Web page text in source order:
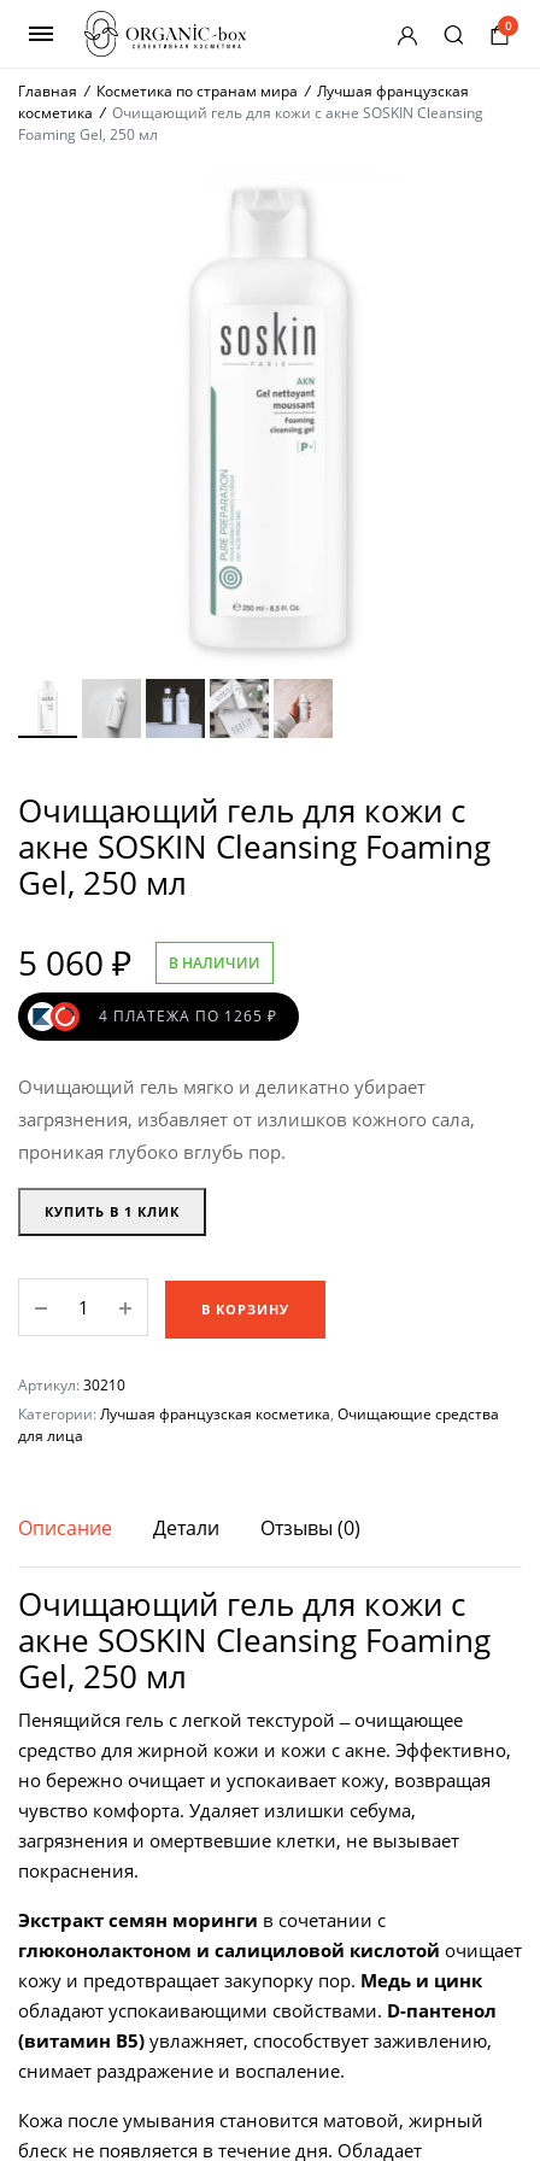
0
Главная / Косметика по странам мира / Лучшая французская
косметика / Очищающий гель для кожи с акне SOSKIN Cleansing
Foaming Gel, 250 мл
Очищающий гель для кожи с
акне SOSKIN Cleansing Foaming
Gel, 250 мл
5 060 ₽ В НАЛИЧИИ
4 ПЛАТЕЖА ПО 1265 ₽
Очищающий гель мягко и деликатно убирает
загрязнения, избавляет от излишков кожного сала,
проникая глубоко вглубь пор.
КУПИТЬ В 1 КЛИК
гель
кожи
с
акне
Foaming
мл
количество
В КОРЗИНУ
Артикул:30210
Категории:Лучшая французская косметика, Очищающие средства
для лица
Описание Детали Отзывы (0)
Очищающий гель для кожи с
акне SOSKIN Cleansing Foaming
Gel, 250 мл
Пенящийся гель с легкой текстурой ̶ очищающее
средство для жирной кожи и кожи с акне. Эффективно,
но бережно очищает и успокаивает кожу, возвращая
чувство комфорта. Удаляет излишки себума,
загрязнения и омертвевшие клетки, не вызывает
покраснения.
Экстракт семян моринги в сочетании с
глюконолактоном и салициловой кислотой очищает
кожу и предотвращает закупорку пор. Медь и цинк
обладают успокаивающими свойствами. D-пантенол
(витамин В5) увлажняет, способствует заживлению,
снимает раздражение и воспаление.
Кожа после умывания становится матовой, жирный
блеск не появляется в течение дня. Обладает